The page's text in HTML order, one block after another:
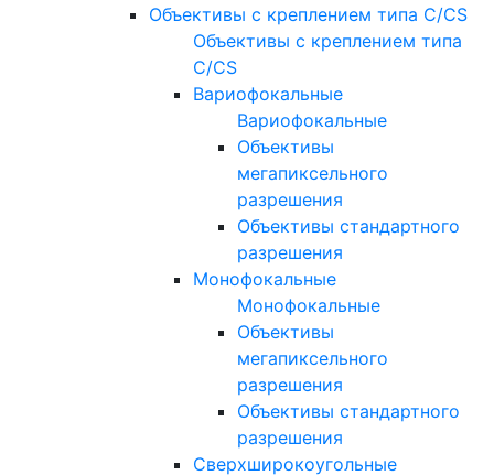
Объективы с креплением типа C/CS
Объективы с креплением типа
C/CS
Вариофокальные
Вариофокальные
Объективы
мегапиксельного
разрешения
Объективы стандартного
разрешения
Монофокальные
Монофокальные
Объективы
мегапиксельного
разрешения
Объективы стандартного
разрешения
Сверхширокоугольные